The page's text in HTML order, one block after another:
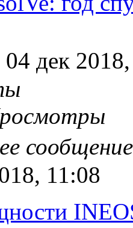
04 дек
11:08